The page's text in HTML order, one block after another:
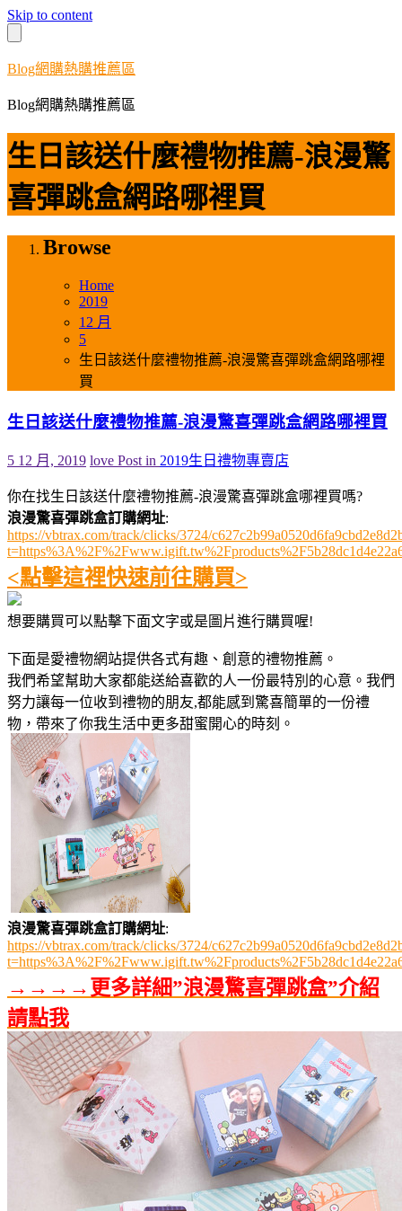
Skip to content
Blog網購熱購推薦區
Blog網購熱購推薦區
生日該送什麼禮物推薦-浪漫驚
喜彈跳盒網路哪裡買
Browse
Home
2019
12 月
5
生日該送什麼禮物推薦-浪漫驚喜彈跳盒網路哪裡
買
生日該送什麼禮物推薦-浪漫驚喜彈跳盒網路哪裡買
5 12 月, 2019 love Post in 2019生日禮物專賣店
你在找生日該送什麼禮物推薦-浪漫驚喜彈跳盒哪裡買嗎?
浪漫驚喜彈跳盒訂購網址:
https://vbtrax.com/track/clicks/3724/
<點擊這裡快速前往購買>
想要購買可以點擊下面文字或是圖片進行購買喔!
下面是愛禮物網站提供各式有趣、創意的禮物推薦。
我們希望幫助大家都能送給喜歡的人一份最特別的心意。我們
努力讓每一位收到禮物的朋友,都能感到驚喜簡單的一份禮
物，帶來了你我生活中更多甜蜜開心的時刻。
浪漫驚喜彈跳盒訂購網址:
https://vbtrax.com/track/clicks/3724/
→→→→更多詳細”浪漫驚喜彈跳盒”介紹
請點我